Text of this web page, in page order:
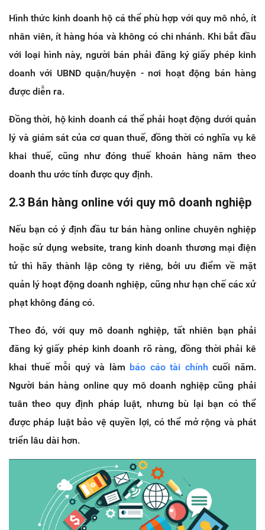
Hình thức kinh doanh hộ cá thể phù hợp với quy mô nhỏ, ít
nhân viên, ít hàng hóa và không có chi nhánh. Khi bắt đầu
với loại hình này, người bán phải đăng ký giấy phép kinh
doanh với UBND quận/huyện - nơi hoạt động bán hàng
được diễn ra.
Đồng thời, hộ kinh doanh cá thể phải hoạt động dưới quản
lý và giám sát của cơ quan thuế, đồng thời có nghĩa vụ kê
khai thuế, cũng như đóng thuế khoán hàng năm theo
doanh thu ước tính được quy định.
2.3 Bán hàng online với quy mô doanh nghiệp
Nếu bạn có ý định đầu tư bán hàng online chuyên nghiệp
hoặc sử dụng website, trang kinh doanh thương mại điện
tử thì hãy thành lập công ty riêng, bởi ưu điểm về mặt
quản lý hoạt động doanh nghiệp, cũng như hạn chế các xử
phạt không đáng có.
Theo đó, với quy mô doanh nghiệp, tất nhiên bạn phải
đăng ký giấy phép kinh doanh rõ ràng, đồng thời phải kê
khai thuế mỗi quý và làm báo cáo tài chính cuối năm.
Người bán hàng online quy mô doanh nghiệp cũng phải
tuân theo quy định pháp luật, nhưng bù lại bạn có thể
được pháp luật bảo vệ quyền lợi, có thể mở rộng và phát
triển lâu dài hơn.